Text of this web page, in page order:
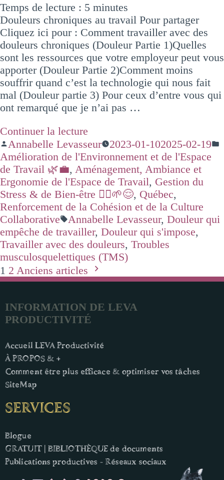
Temps de lecture : 5 minutes
Douleurs chroniques au travail Pour partager
Cliquez ici pour : Comment travailler avec des
douleurs chroniques (Douleur Partie 1)Quelles
sont les ressources que votre employeur peut vous
apporter (Douleur Partie 2)Comment moins
souffrir quand c’est la technologie qui nous fait
mal (Douleur partie 3) Pour ceux d’entre vous qui
ont remarqué que je n’ai pas …
Continuer la lecture
Annabelle Levasseur
2023-01-102025-02-19
Amélioration de l'Environnement et de l'Espace
de Travail 🌿💼, Aménagement, Ambiance et
Ergonomie de l'Espace de Travail, Gestion du
Stress & de Bien-être 🧘‍♂️🌱😌, Québec,
Renforcement de la Cohésion et de la Culture
Collaborative
Annabelle Levasseur, Douleur qui
empêche de travailler, Douleur qui s'impose,
Travailler avec des douleurs, Troubles
musculosquelettiques (TMS)
1 2 Anciens articles
INFORMATION DE LEVA
PRODUCTIVITÉ
Accueil LEVA Productivité
À PROPOS & +
Comment être plus efficace & optimiser vos tâches
SiteMap
SERVICES
Blogue
GRATUIT | BIBLIOTHÈQUE de documents
Publications productives - Réseaux sociaux